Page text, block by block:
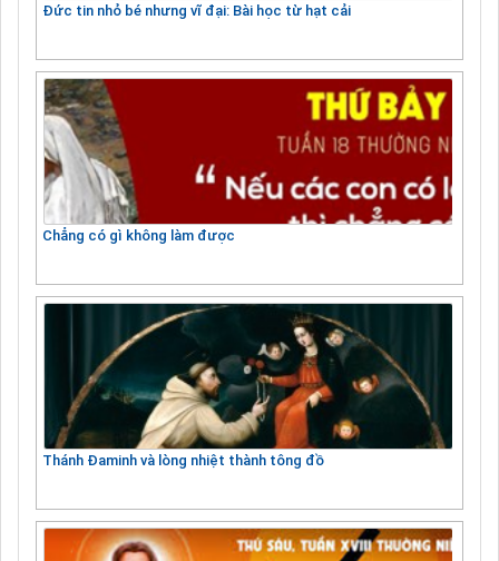
Đức tin nhỏ bé nhưng vĩ đại: Bài học từ hạt cải
Chẳng có gì không làm được
Thánh Đaminh và lòng nhiệt thành tông đồ